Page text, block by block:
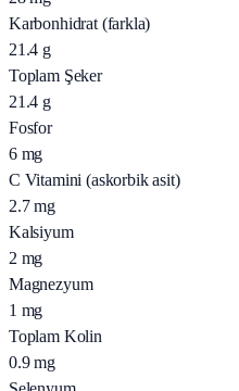
Karbonhidrat (farkla)
21.4 g
Toplam Şeker
21.4 g
Fosfor
6 mg
C Vitamini (askorbik asit)
2.7 mg
Kalsiyum
2 mg
Magnezyum
1 mg
Toplam Kolin
0.9 mg